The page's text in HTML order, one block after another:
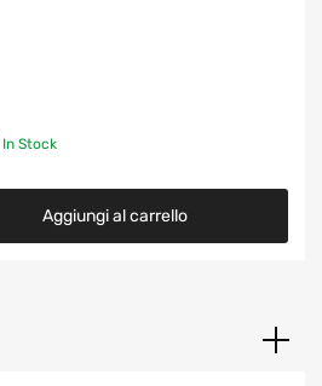
Aggiungi al carrello